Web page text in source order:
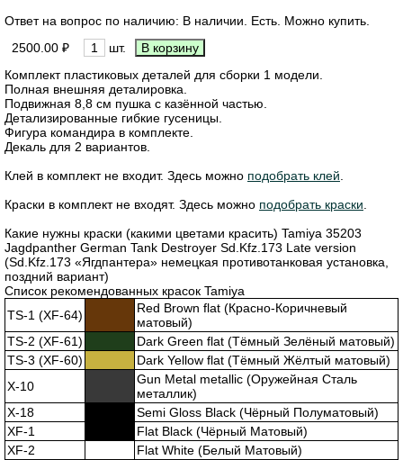
Ответ на вопрос по наличию: В наличии. Есть. Можно купить.
2500.00 ₽
шт.
Комплект пластиковых деталей для сборки 1 модели.
Полная внешняя деталировка.
Подвижная 8,8 см пушка с казённой частью.
Детализированные гибкие гусеницы.
Фигура командира в комплекте.
Декаль для 2 вариантов.
Клей в комплект не входит. Здесь можно подобрать клей
Краски в комплект не входят. Здесь можно подобрать краски
Какие нужны краски (какими цветами красить) Tamiya 35203
Jagdpanther German Tank Destroyer Sd.Kfz.173 Late version
(Sd.Kfz.173 «Ягдпантера» немецкая противотанковая установка,
поздний вариант)
Список рекомендованных красок Tamiya
TS-1 (XF-64)
Red Brown flat (Красно-Коричневый
матовый)
TS-2 (XF-61)
Dark Green flat (Тёмный Зелёный матовый)
TS-3 (XF-60)
Dark Yellow flat (Тёмный Жёлтый матовый)
X-10
Gun Metal metallic (Оружейная Сталь
металлик)
X-18
Semi Gloss Black (Чёрный Полуматовый)
XF-1
Flat Black (Чёрный Матовый)
XF-2
Flat White (Белый Матовый)